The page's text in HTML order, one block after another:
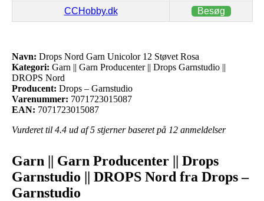
CCHobby.dk Besøg
Navn: Drops Nord Garn Unicolor 12 Støvet Rosa
Kategori: Garn || Garn Producenter || Drops Garnstudio ||
DROPS Nord
Producent: Drops – Garnstudio
Varenummer: 7071723015087
EAN: 7071723015087
Vurderet til 4.4 ud af 5 stjerner baseret på 12 anmeldelser
Garn || Garn Producenter || Drops
Garnstudio || DROPS Nord fra Drops –
Garnstudio